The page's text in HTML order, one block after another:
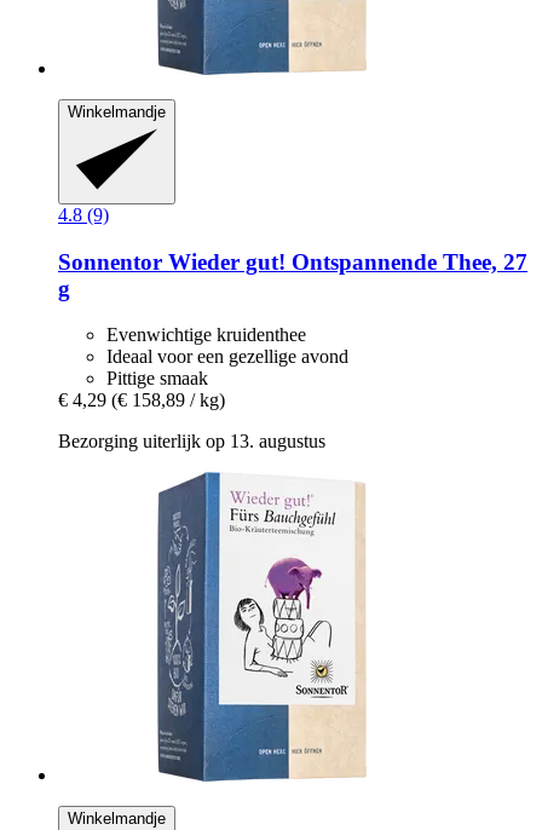
Winkelmandje
4.8 (9)
Sonnentor Wieder gut! Ontspannende Thee, 27
g
Evenwichtige kruidenthee
Ideaal voor een gezellige avond
Pittige smaak
€ 4,29 (€ 158,89 / kg)
Bezorging uiterlijk op 13. augustus
Winkelmandje